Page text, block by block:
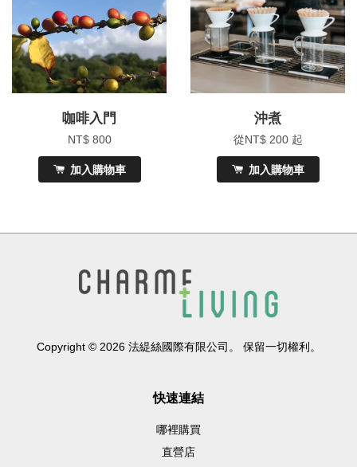
咖啡入門
NT$ 800
加入購物車
沖煮
從NT$ 200 起
加入購物車
Copyright © 2026 法緹絲國際有限公司。 保留一切權利。
快速連結
哪裡購買
直營店